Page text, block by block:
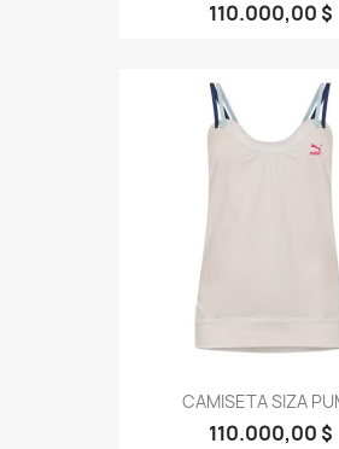
110.000,00 $
CAMISETA SIZA
110.000,00 $